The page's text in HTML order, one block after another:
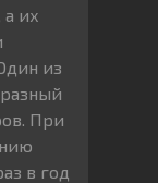
а их
из
При
в год